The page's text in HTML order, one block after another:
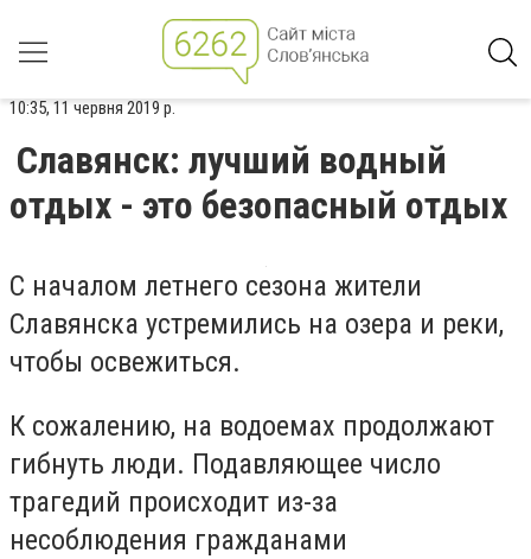
10:35, 11 червня 2019 р.
Славянск: лучший водный
отдых - это безопасный отдых
С началом летнего сезона жители
Славянска устремились на озера и реки,
чтобы освежиться.
К сожалению, на водоемах продолжают
гибнуть люди. Подавляющее число
трагедий происходит из-за
несоблюдения гражданами